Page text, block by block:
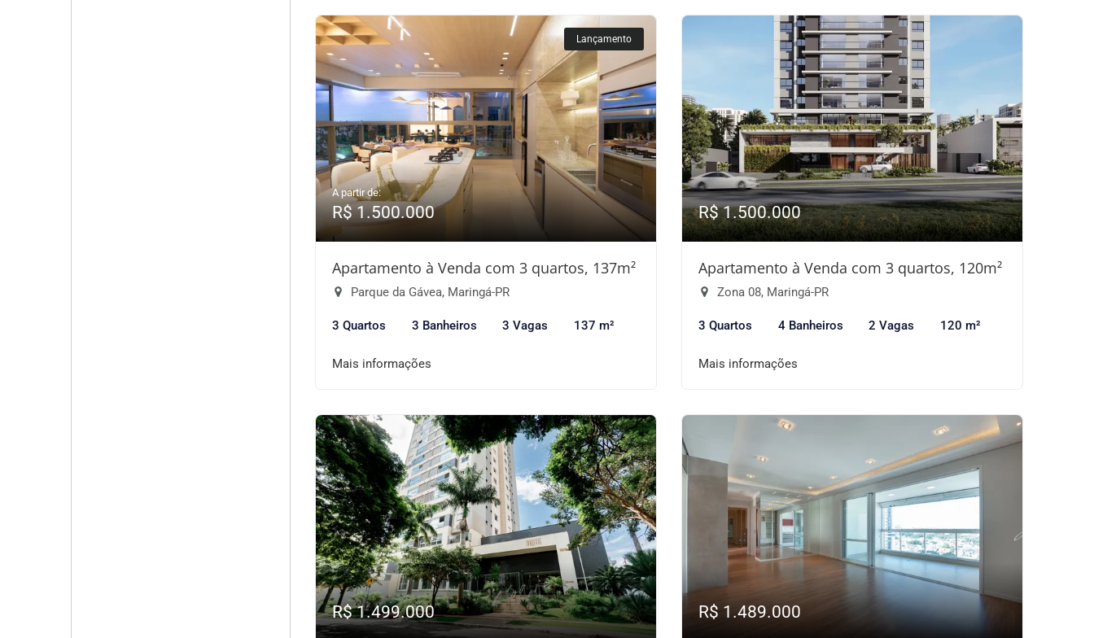
Lançamento
A partir de:
R$ 1.500.000
Apartamento à Venda com 3 quartos, 137m²
Parque da Gávea, Maringá-PR
3 Quartos 3 Banheiros 3 Vagas 137 m²
Mais informações
R$ 1.500.000
Apartamento à Venda com 3 quartos, 120m²
Zona 08, Maringá-PR
3 Quartos 4 Banheiros 2 Vagas 120 m²
Mais informações
R$ 1.499.000 R$ 1.489.000